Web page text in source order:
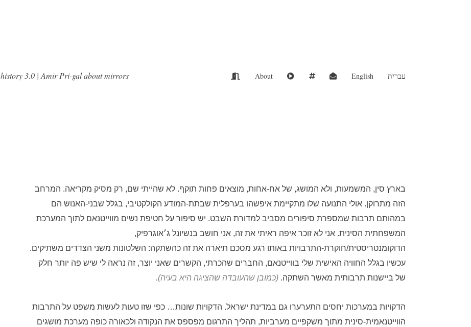
history 3.0 | Amir Pri-gal about mirrors About English עברית
בארץ סין, המשמעות, ולא המושג, של אח-אחות, מוצאים פחות תוקף. לא שהייתי שם, רק מסיק מקריאה. המרחב
הזה מתרוקן. אולי התנועה שלו מתקיימת איפשהו בערפלית שבתת-המודע הקולקטיבי, בגלל שבני-האנוש הם
במהותם תרבות שמספרת סיפורים מסביב למדורת השבט. יש סיפור על חטיפת נשים מווייטנאם לתוך המערכת
המשפחתית הסינית. אני לא זוכר איפה ראיתי את זה, אני חושב בנשיונל ג׳אוגרפיק,
הדוקומנטריסטית/חוקרת-התרבויות באותו רגע מסכם תיארה את זה כהשתקה: השלטונות משני הצדדים משתיקים.
עכשיו בגלל החוויה האישית שלי בווייטנאם, החברים שהכרתי, הקשרים שאני יוצר, זה נראה לי שיש פה יותר חלק
של ביישנות תרבותית מאשר השתקה. (כמובן שהעובדה שהציגה היא בעיה).
הדקויות במערכות יחסים התערערו גם במדינת ישראל. הדקויות שונות… כפי שזו טעות לעשות משפט על התרבות
הווייטנאמית-סינית מתוך משקפיים מערביות, תהליך התרגום מפספס את הנקודה ולכאורה כופה מערכת מושגים